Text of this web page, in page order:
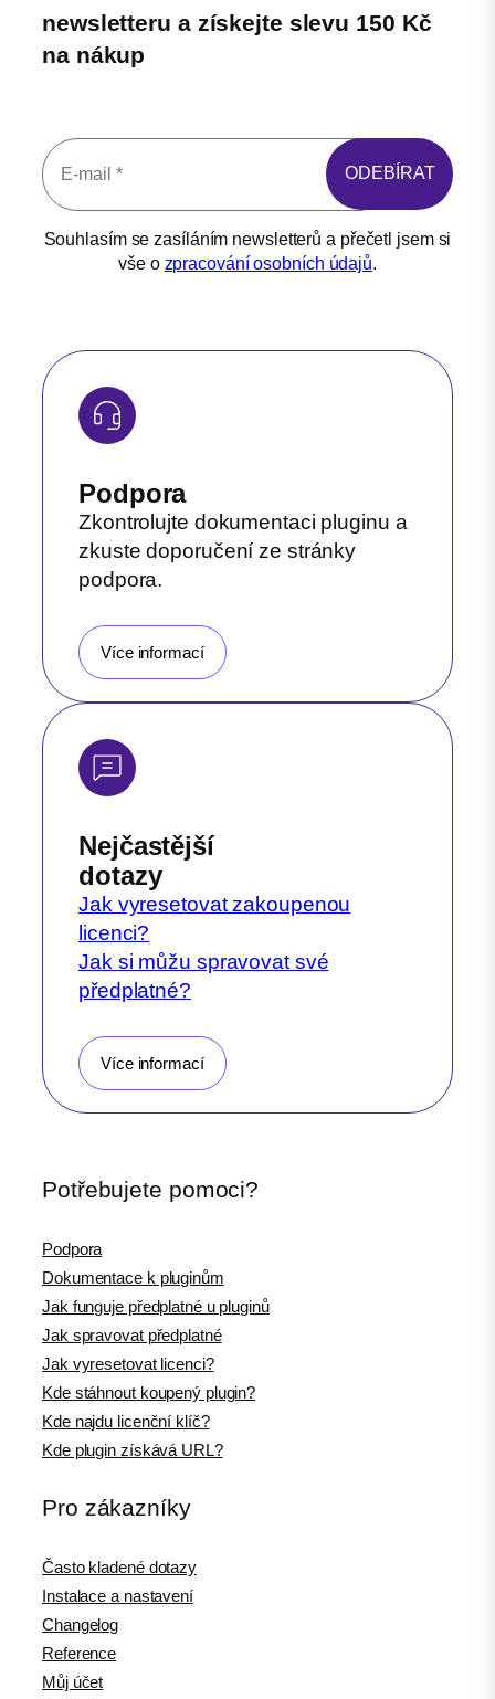
newsletteru a získejte slevu 150 Kč
na nákup
Souhlasím se zasíláním newsletterů a přečetl jsem si
vše o zpracování osobních údajů.
Podpora
Zkontrolujte dokumentaci pluginu a
zkuste doporučení ze stránky
podpora.
Více informací
Nejčastější
dotazy
Jak vyresetovat zakoupenou
licenci?
Jak si můžu spravovat své
předplatné?
Více informací
Potřebujete pomoci?
Podpora
Dokumentace k pluginům
Jak funguje předplatné u pluginů
Jak spravovat předplatné
Jak vyresetovat licenci?
Kde stáhnout koupený plugin?
Kde najdu licenční klíč?
Kde plugin získává URL?
Pro zákazníky
Často kladené dotazy
Instalace a nastavení
Changelog
Reference
Můj účet